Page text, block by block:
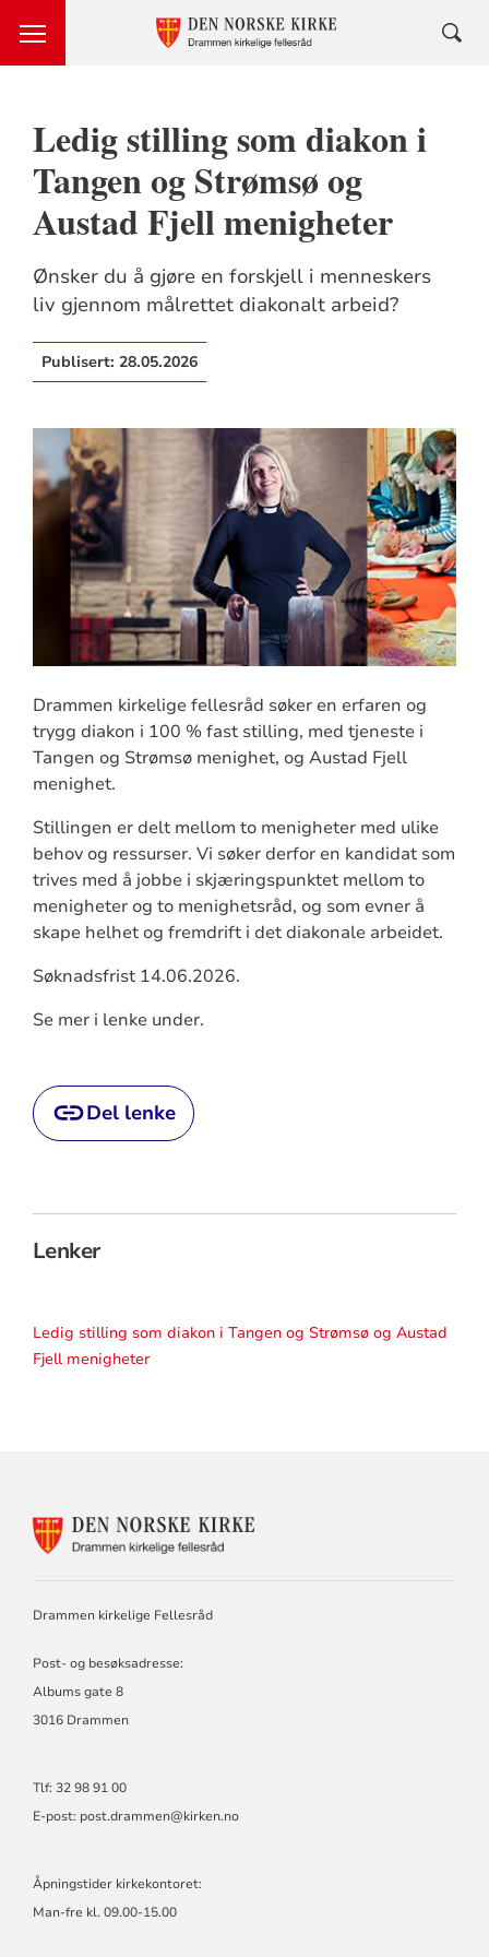
Ledig stilling som diakon i
Tangen og Strømsø og
Austad Fjell menigheter
Ønsker du å gjøre en forskjell i menneskers
liv gjennom målrettet diakonalt arbeid?
Publisert: 28.05.2026
Drammen kirkelige fellesråd søker en erfaren og
trygg diakon i 100 % fast stilling, med tjeneste i
Tangen og Strømsø menighet, og Austad Fjell
menighet.
Stillingen er delt mellom to menigheter med ulike
behov og ressurser. Vi søker derfor en kandidat som
trives med å jobbe i skjæringspunktet mellom to
menigheter og to menighetsråd, og som evner å
skape helhet og fremdrift i det diakonale arbeidet.
Søknadsfrist 14.06.2026.
Se mer i lenke under.
Del lenke
Lenker
Ledig stilling som diakon i Tangen og Strømsø og Austad
Fjell menigheter
Drammen kirkelige Fellesråd
Post- og besøksadresse:
Albums gate 8
3016 Drammen
Tlf: 32 98 91 00
E-post: post.drammen@kirken.no
Åpningstider kirkekontoret:
Man-fre kl. 09.00-15.00